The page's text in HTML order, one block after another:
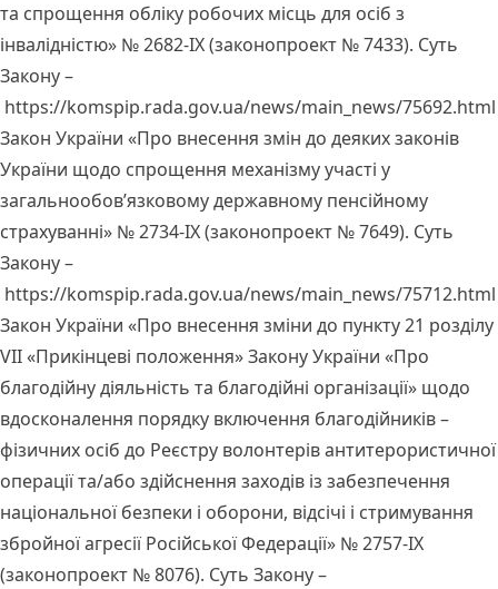
та спрощення обліку робочих місць для осіб з
інвалідністю» № 2682-ІХ (законопроект № 7433). Суть
Закону –
https://komspip.rada.gov.ua/news/main_news/75692.html
Закон України «Про внесення змін до деяких законів
України щодо спрощення механізму участі у
загальнообов’язковому державному пенсійному
страхуванні» № 2734-IX (законопроект № 7649). Суть
Закону –
https://komspip.rada.gov.ua/news/main_news/75712.html
Закон України «Про внесення зміни до пункту 21 розділу
VII «Прикінцеві положення» Закону України «Про
благодійну діяльність та благодійні організації» щодо
вдосконалення порядку включення благодійників –
фізичних осіб до Реєстру волонтерів антитерористичної
операції та/або здійснення заходів із забезпечення
національної безпеки і оборони, відсічі і стримування
збройної агресії Російської Федерації» № 2757-IX
(законопроект № 8076). Суть Закону –